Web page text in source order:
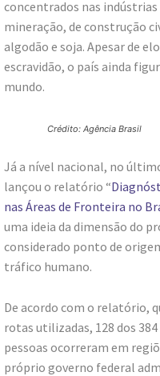
concentrados nas
mineração, de construção
algodão e soja. Apesar de
escravidão, o país ainda
mundo.
Crédito: Agência Brasil
Já a nível nacional, no
lançou o relatório “
nas Áreas de Fronteira no
uma ideia da dimensão do
considerado ponto de
tráfico humano.
De acordo com o relatório,
rotas utilizadas, 128 dos
pessoas ocorreram em
próprio governo federal